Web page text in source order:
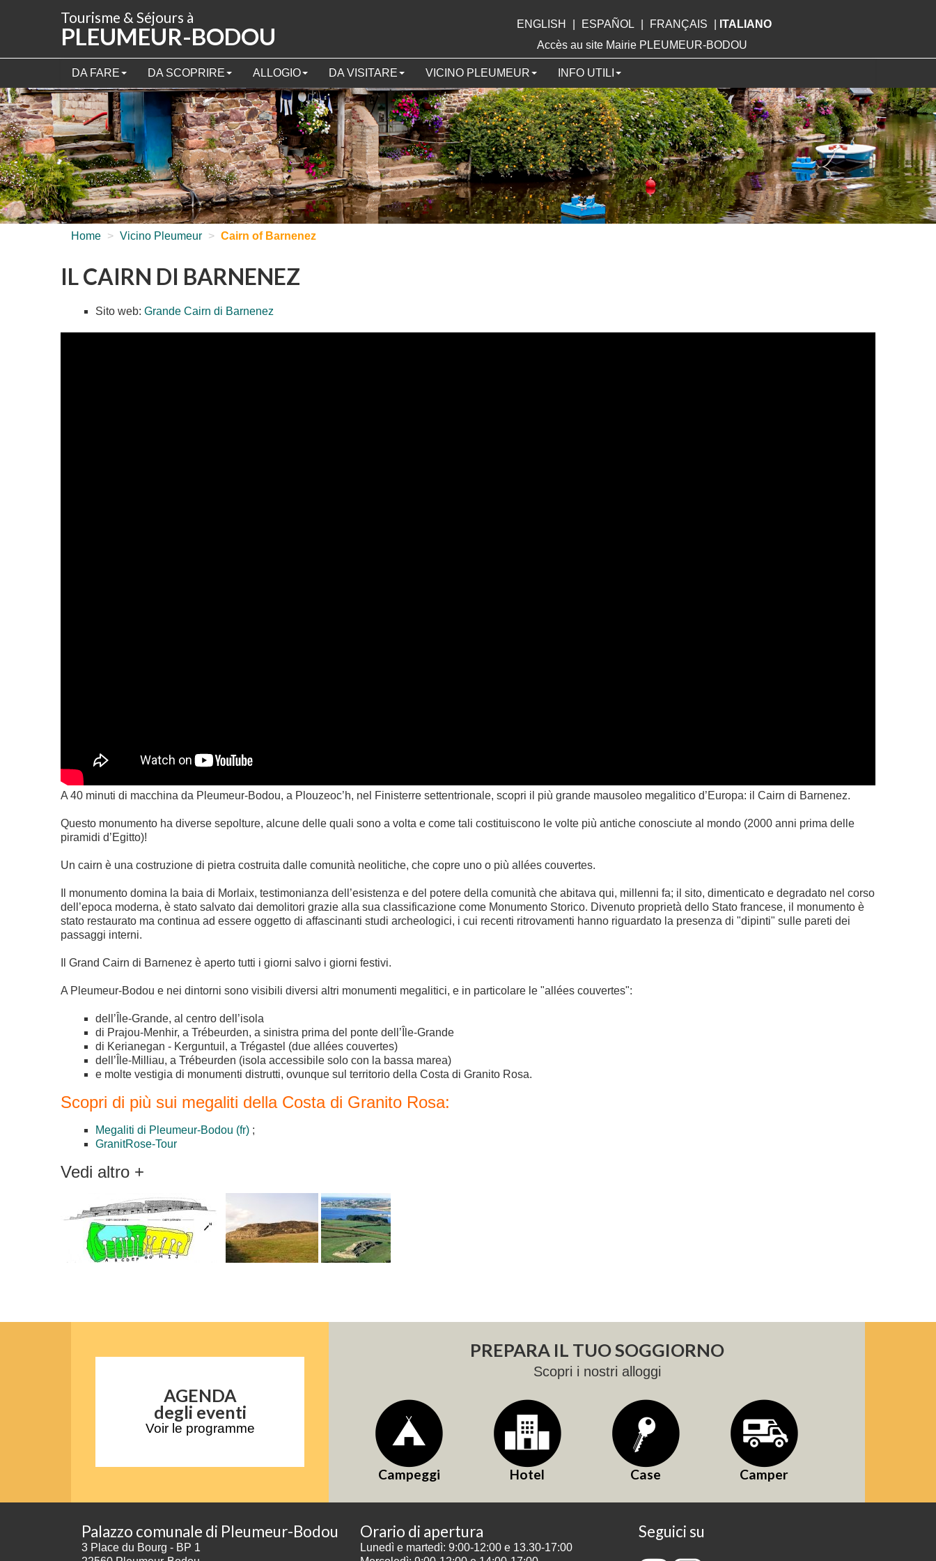
Tourisme & Séjours à
PLEUMEUR-BODOU ENGLISH ESPAÑOL FRANÇAIS
ITALIANO
Accès au site Mairie PLEUMEUR-BODOU
DA FARE DA SCOPRIRE ALLOGIO DA VISITARE VICINO PLEUMEUR INFO UTILI
Home > Vicino Pleumeur > Cairn of Barnenez
IL CAIRN DI BARNENEZ
Sito web: Grande Cairn di Barnenez
A 40 minuti di macchina da Pleumeur-Bodou, a Plouzeoc’h, nel Finisterre settentrionale, scopri il più grande mausoleo megalitico d’Europa: il Cairn di Barnenez.
Questo monumento ha diverse sepolture, alcune delle quali sono a volta e come tali costituiscono le volte più antiche conosciute al mondo (2000 anni prima delle
piramidi d’Egitto)!
Un cairn è una costruzione di pietra costruita dalle comunità neolitiche, che copre uno o più allées couvertes.
Il monumento domina la baia di Morlaix, testimonianza dell’esistenza e del potere della comunità che abitava qui, millenni fa; il sito, dimenticato e degradato nel corso
dell’epoca moderna, è stato salvato dai demolitori grazie alla sua classificazione come Monumento Storico. Divenuto proprietà dello Stato francese, il monumento è
stato restaurato ma continua ad essere oggetto di affascinanti studi archeologici, i cui recenti ritrovamenti hanno riguardato la presenza di "dipinti" sulle pareti dei
passaggi interni.
Il Grand Cairn di Barnenez è aperto tutti i giorni salvo i giorni festivi.
A Pleumeur-Bodou e nei dintorni sono visibili diversi altri monumenti megalitici, e in particolare le "allées couvertes":
dell’Île-Grande, al centro dell’isola
di Prajou-Menhir, a Trébeurden, a sinistra prima del ponte dell’Île-Grande
di Kerianegan - Kerguntuil, a Trégastel (due allées couvertes)
dell’Île-Milliau, a Trébeurden (isola accessibile solo con la bassa marea)
e molte vestigia di monumenti distrutti, ovunque sul territorio della Costa di Granito Rosa.
Scopri di più sui megaliti della Costa di Granito Rosa:
Megaliti di Pleumeur-Bodou
;
GranitRose-Tour
Vedi altro +
AGENDA
degli eventi
Voir le programme
PREPARA IL TUO SOGGIORNO
Scopri i nostri alloggi
Campeggi Hotel Case Camper
Palazzo comunale di Pleumeur-Bodou
3 Place du Bourg - BP 1
Orario di apertura
Lunedì e martedì: 9:00-12:00 e 13.30-17:00
Seguici su